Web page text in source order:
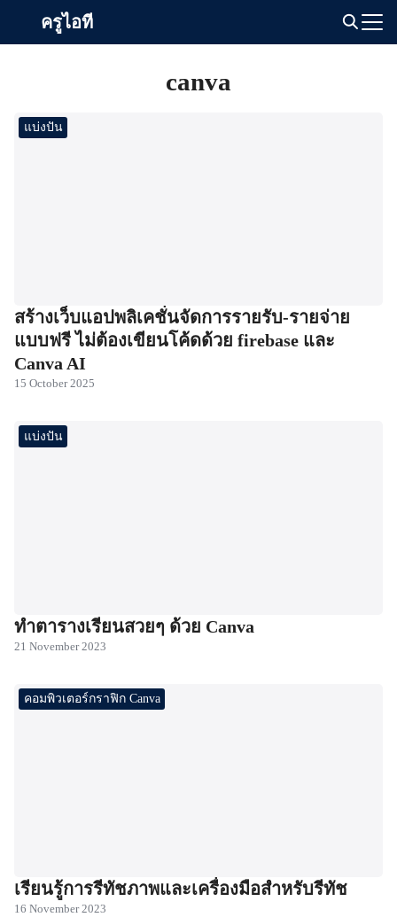
ครูไอที
canva
แบ่งปัน
สร้างเว็บแอปพลิเคชั่นจัดการรายรับ-รายจ่าย
แบบฟรี ไม่ต้องเขียนโค้ดด้วย firebase และ
Canva AI
15 October 2025
แบ่งปัน
ทำตารางเรียนสวยๆ ด้วย Canva
21 November 2023
คอมพิวเตอร์กราฟิก Canva
เรียนรู้การรีทัชภาพและเครื่องมือสำหรับรีทัช
16 November 2023